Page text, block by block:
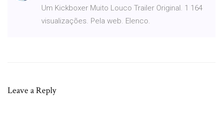
Um Kickboxer Muito Louco Trailer Original. 1 164
visualizações. Pela web. Elenco.
Leave a Reply